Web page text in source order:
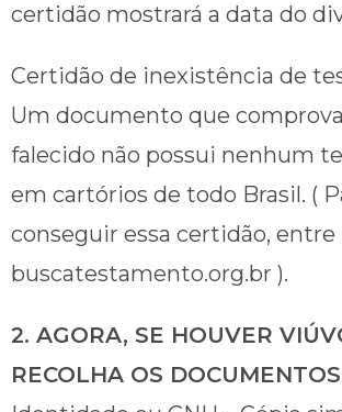
certidão mostrará a data do
Certidão de inexistência de
Um documento que
falecido não possui nenhum
em cartórios de todo Brasil. (
conseguir essa certidão, entre
buscatestamento.org.br ).
2. AGORA, SE HOUVER
RECOLHA OS